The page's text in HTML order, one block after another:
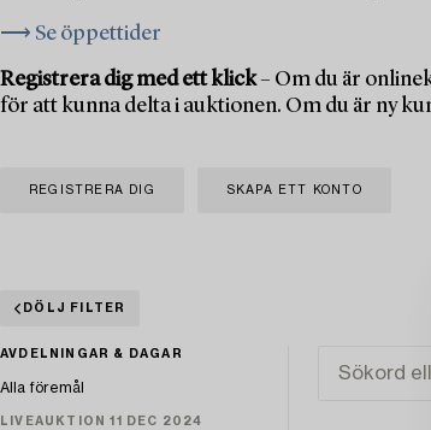
⟶ Se öppettider
Registrera dig med ett klick– Om du är
för att kunna delta i auktionen. Om du är ny
REGISTRERA DIG SKAPA ETT KONTO
DÖLJ FILTER
AVDELNINGAR & DAGAR
Alla föremål
LIVEAUKTION 11 DEC 2024